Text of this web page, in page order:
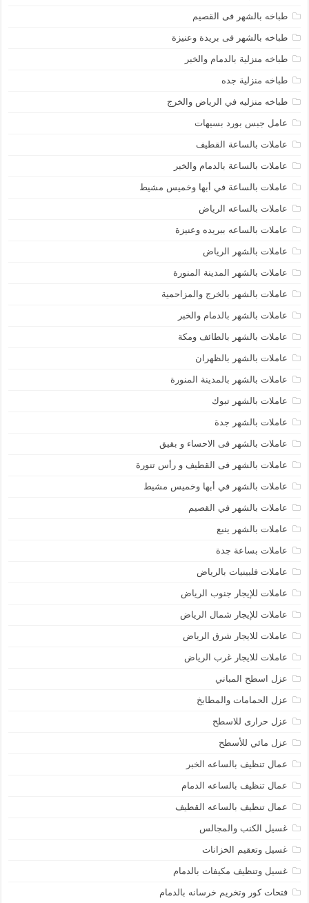
طباخه بالشهر فى القصيم
طباخه بالشهر فى بريدة وعنيزة
طباخه منزلية بالدمام والخبر
طباخه منزلية جده
طباخه منزليه في الرياض والخرج
عامل جبس بورد بسيهات
عاملات بالساعة القطيف
عاملات بالساعة بالدمام والخبر
عاملات بالساعة في أبها وخميس مشيط
عاملات بالساعه الرياض
عاملات بالساعه ببريده وعنيزة
عاملات بالشهر الرياض
عاملات بالشهر المدينة المنورة
عاملات بالشهر بالخرج والمزاحمية
عاملات بالشهر بالدمام والخبر
عاملات بالشهر بالطائف ومكة
عاملات بالشهر بالظهران
عاملات بالشهر بالمدينة المنورة
عاملات بالشهر تبوك
عاملات بالشهر جدة
عاملات بالشهر فى الاحساء و بقيق
عاملات بالشهر فى القطيف و رأس تنورة
عاملات بالشهر في أبها وخميس مشيط
عاملات بالشهر في القصيم
عاملات بالشهر ينبع
عاملات بساعة جدة
عاملات فلبينيات بالرياض
عاملات للإيجار جنوب الرياض
عاملات للإيجار شمال الرياض
عاملات للايجار شرق الرياض
عاملات للايجار غرب الرياض
عزل اسطح المباني
عزل الحمامات والمطابخ
عزل حرارى للاسطح
عزل مائي للأسطح
عمال تنظيف بالساعه الخبر
عمال تنظيف بالساعه الدمام
عمال تنظيف بالساعه القطيف
غسيل الكنب والمجالس
غسيل وتعقيم الخزانات
غسيل وتنظيف مكيفات بالدمام
فتحات كور وتخريم خرسانه بالدمام